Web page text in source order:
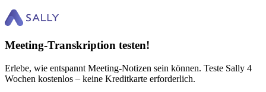
Meeting-Transkription testen!
Erlebe, wie entspannt Meeting-Notizen sein können. Teste Sally 4
Wochen kostenlos – keine Kreditkarte erforderlich.